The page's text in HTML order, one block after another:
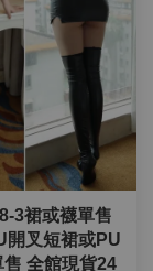
3裙或襪單售
叉短裙或PU
售 全館現貨24